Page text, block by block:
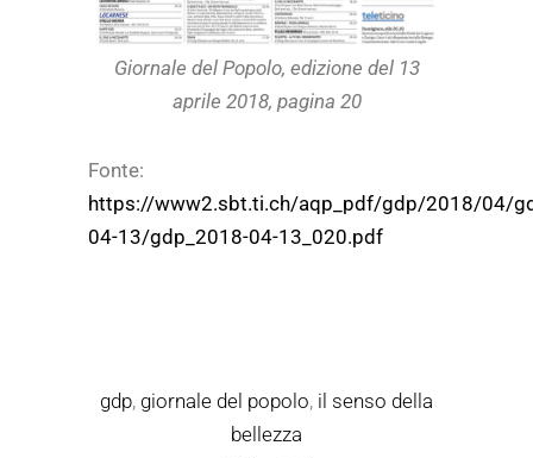
Giornale del Popolo, edizione del 13
aprile 2018, pagina 20
Fonte:
https://www2.sbt.ti.ch/aqp_pdf/gdp/2018/04/
04-13/gdp_2018-04-13_020.pdf
gdp, giornale del popolo, il senso della
bellezza